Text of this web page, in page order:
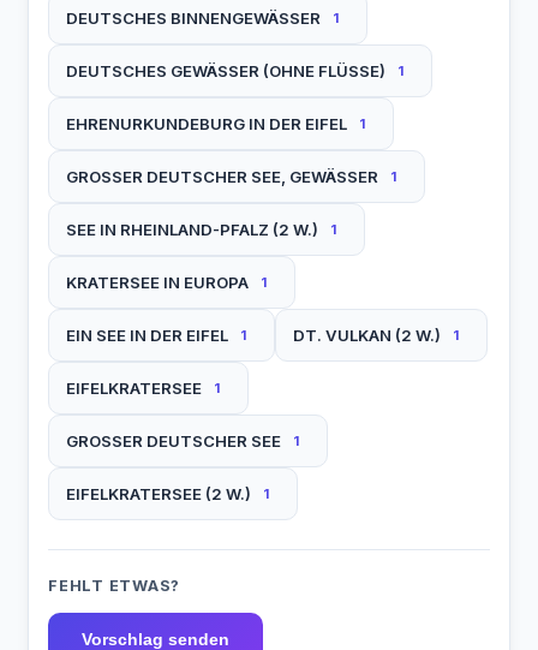
DEUTSCHES BINNENGEWÄSSER 1
DEUTSCHES GEWÄSSER (OHNE FLÜSSE) 1
EHRENURKUNDEBURG IN DER EIFEL 1
GROSSER DEUTSCHER SEE, GEWÄSSER 1
SEE IN RHEINLAND-PFALZ (2 W.) 1
KRATERSEE IN EUROPA 1
EIN SEE IN DER EIFEL 1 DT. VULKAN (2 W.) 1
EIFELKRATERSEE 1
GROSSER DEUTSCHER SEE 1
EIFELKRATERSEE (2 W.) 1
FEHLT ETWAS?
Vorschlag senden